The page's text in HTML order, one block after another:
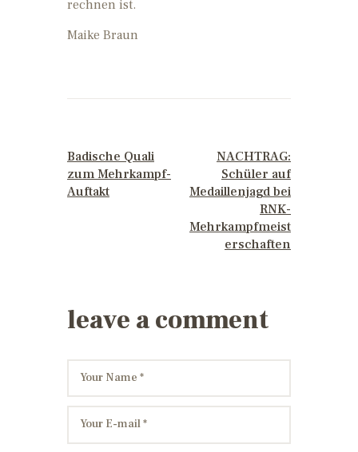
rechnen ist.
Maike Braun
Badische Quali
zum Mehrkampf-
Auftakt
NACHTRAG:
Schüler auf
Medaillenjagd bei
RNK-
Mehrkampfmeist
erschaften
leave a comment